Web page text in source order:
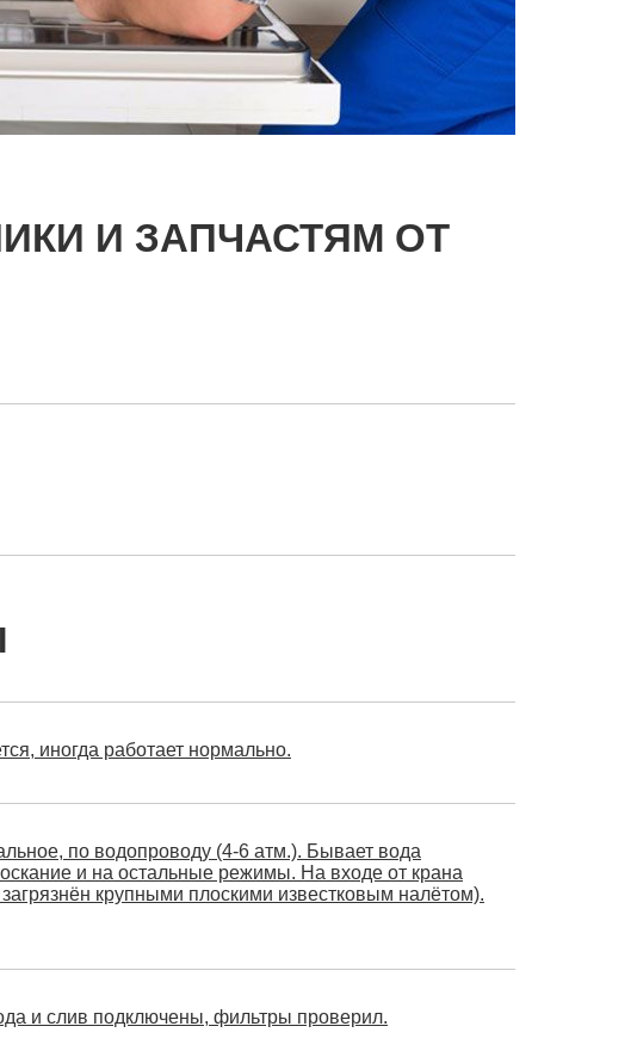
И ЗАПЧАСТЯМ ОТ
иногда работает нормально.
по водопроводу (4-6 атм.). Бывает вода
и на остальные режимы. На входе от крана
крупными плоскими известковым налётом).
и слив подключены, фильтры проверил.